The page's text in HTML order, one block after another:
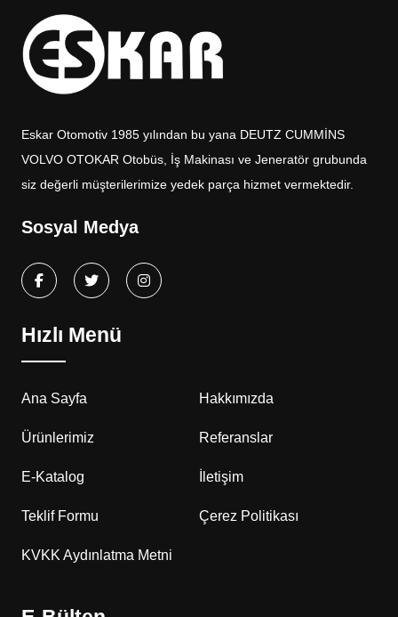
Eskar Otomotiv 1985 yılından bu yana DEUTZ CUMMİNS
VOLVO OTOKAR Otobüs, İş Makinası ve Jeneratör grubunda
siz değerli müşterilerimize yedek parça hizmet vermektedir.
Sosyal Medya
Hızlı Menü
Ana Sayfa Hakkımızda
Ürünlerimiz Referanslar
E-Katalog İletişim
Teklif Formu Çerez Politikası
KVKK Aydınlatma Metni